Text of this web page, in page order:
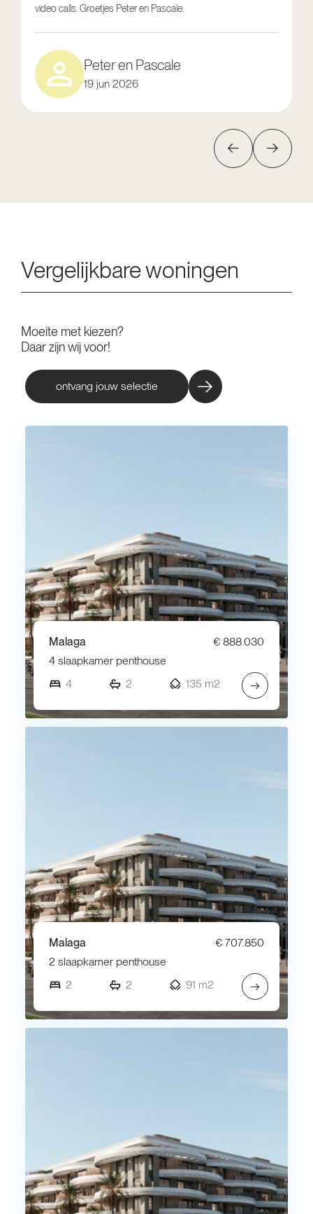
video calls. Groetjes Peter en Pascale.
Peter en Pascale
19 jun 2026
Vergelijkbare woningen
Moeite met kiezen?
Daar zijn wij voor!
ontvang jouw selectie
Malaga
€ 888.030
4 slaapkamer penthouse
4
2 135 m2 →
Malaga
€ 707.850
2 slaapkamer penthouse
2
2 91 m2 →